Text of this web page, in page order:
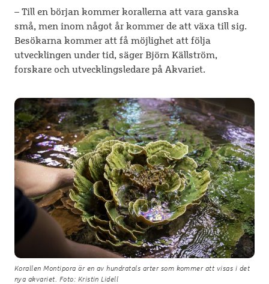
– Till en början kommer korallerna att vara ganska
små, men inom något år kommer de att växa till sig.
Besökarna kommer att få möjlighet att följa
utvecklingen under tid, säger Björn Källström,
forskare och utvecklingsledare på Akvariet.
Korallen Montipora är en av hundratals arter som kommer att visas i det
nya akvariet. Foto: Kristin Lidell